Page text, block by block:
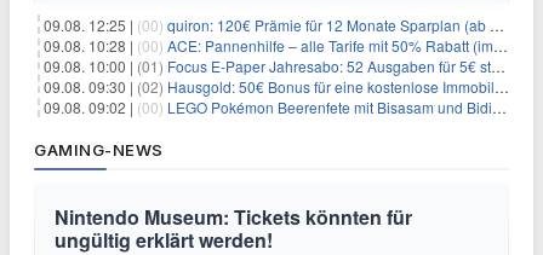
09.08. 12:25 | (00) quiron: 120€ Prämie für 12 Monate Sparplan (ab 100€/Monat)
09.08. 10:28 | (00) ACE: Pannenhilfe – alle Tarife mit 50% Rabatt (im ersten Jahr)
09.08. 10:00 | (01) Focus E-Paper Jahresabo: 52 Ausgaben für 5€ statt 207,48€ – per Formular kündbar!
09.08. 09:30 | (02) Hausgold: 50€ Bonus für eine kostenlose Immobilienbewertung
09.08. 09:02 | (00) LEGO Pokémon Beerenfete mit Bisasam und Bidiza für 14,99€
GAMING-NEWS
Nintendo Museum: Tickets könnten für
ungültig erklärt werden!